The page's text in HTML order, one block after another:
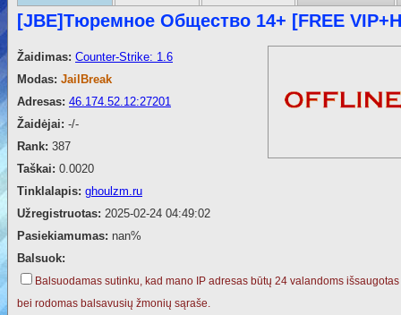
[JBE]Тюремное Общество 14+ [FREE
Žaidimas: Counter-Strike: 1.6
Modas: JailBreak
Adresas: 46.174.52.12:27201
Žaidėjai: -/-
Rank: 387
Taškai: 0.0020
Tinklalapis: ghoulzm.ru
Užregistruotas: 2025-02-24 04:49:02
Pasiekiamumas: nan%
Balsuok:
Balsuodamas sutinku, kad mano IP adresas būtų 24 valandoms išsaugotas
bei rodomas balsavusių žmonių sąraše.